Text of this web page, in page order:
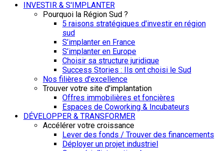
INVESTIR & S'IMPLANTER
Pourquoi la Région Sud ?
5 raisons stratégiques d'investir en région
sud
S’implanter en France
S’implanter en Europe
Choisir sa structure juridique
Success Stories : Ils ont choisi le Sud
Nos filières d'excellence
Trouver votre site d'implantation
Offres immobilières et foncières
Espaces de Coworking & Incubateurs
DÉVELOPPER & TRANSFORMER
Accélérer votre croissance
Lever des fonds / Trouver des financements
Déployer un projet industriel